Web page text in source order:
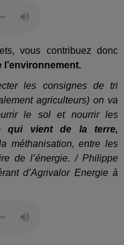
vous contribuez donc
les consignes de tri
agriculteurs) on va
le sol et nourrir les
qui vient de la terre,
méthanisation, entre les
de l’énergie. / Philippe
d’Agrivalor Energie à